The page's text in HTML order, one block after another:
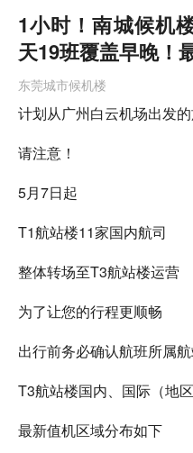
1小时！南城候机
天19班覆盖早晚！
东莞城市候机楼
计划从广州白云机场出发
请注意！
5月7日起
T1航站楼11家国内航司
整体转场至T3航站楼运营
为了让您的行程更顺畅
出行前务必确认航班所属
T3航站楼国内、国际（地
最新值机区域分布如下